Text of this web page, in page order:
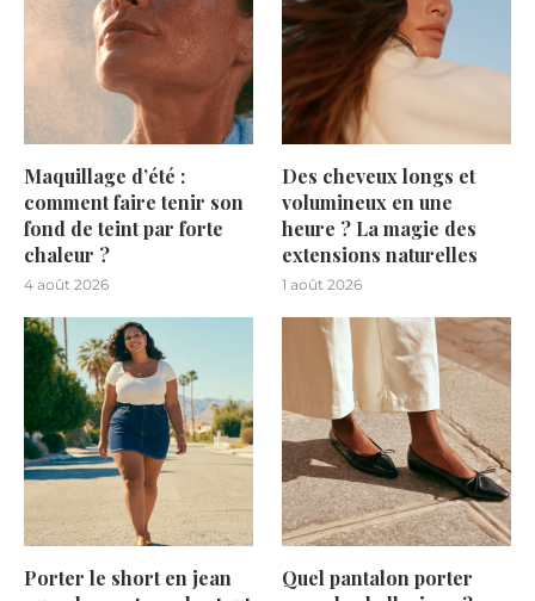
Maquillage d’été :
comment faire tenir son
fond de teint par forte
chaleur ?
4 août 2026
Des cheveux longs et
volumineux en une
heure ? La magie des
extensions naturelles
1 août 2026
Porter le short en jean
Quel pantalon porter